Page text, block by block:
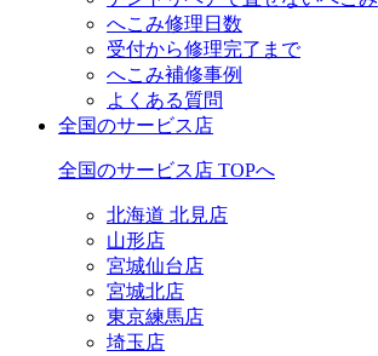
へこみ修理日数
受付から修理完了まで
へこみ補修事例
よくある質問
全国のサービス店
全国のサービス店 TOPへ
北海道 北見店
山形店
宮城仙台店
宮城北店
東京練馬店
埼玉店